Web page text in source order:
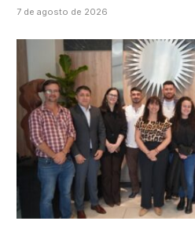
7 de agosto de 2026